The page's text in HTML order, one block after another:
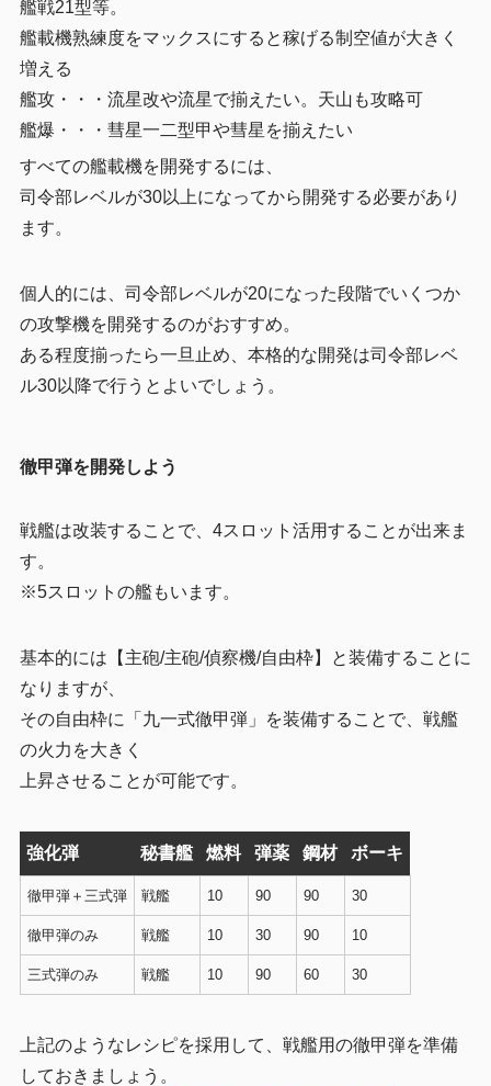
艦戦21型等。
艦載機熟練度をマックスにすると稼げる制空値が大きく
増える
艦攻・・・流星改や流星で揃えたい。天山も攻略可
艦爆・・・ 彗星一二型甲や彗星を揃えたい
すべての艦載機を開発するには、
司令部レベルが30以上になってから開発する必要があり
ます。
個人的には、司令部レベルが20になった段階でいくつか
の攻撃機を開発するのがおすすめ。
ある程度揃ったら一旦止め、本格的な開発は司令部レベ
ル30以降で行うとよいでしょう。
徹甲弾を開発しよう
戦艦は改装することで、4スロット活用することが出来ま
す。
※5スロットの艦もいます。
基本的には【主砲/主砲/偵察機/自由枠】と装備することに
なりますが、
その自由枠に「九一式徹甲弾」を装備することで、戦艦
の火力を大きく
上昇させることが可能です。
強化弾 秘書艦 燃料 弾薬 鋼材 ボーキ
徹甲弾＋三式弾 戦艦 10 90 90 30
徹甲弾のみ 戦艦 10 30 90 10
三式弾のみ 戦艦 10 90 60 30
上記のようなレシピを採用して、戦艦用の徹甲弾を準備
しておきましょう。